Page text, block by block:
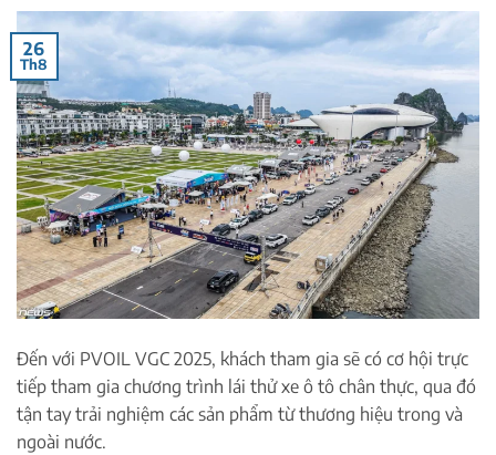
26
Th8
Đến với PVOIL VGC 2025, khách tham gia sẽ có cơ hội trực
tiếp tham gia chương trình lái thử xe ô tô chân thực, qua đó
tận tay trải nghiệm các sản phẩm từ thương hiệu trong và
ngoài nước.